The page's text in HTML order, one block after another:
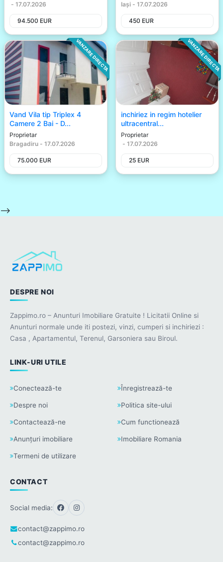
- 17.07.2026
94.500 EUR
Iași - 17.07.2026
450 EUR
VANZARE DIRECTA
Vand Vila tip Triplex 4
Camere 2 Bai - D...
Proprietar
Bragadiru - 17.07.2026
75.000 EUR
VANZARE DIRECTA
inchiriez in regim hotelier
ultracentral...
Proprietar
- 17.07.2026
25 EUR
-->
DESPRE NOI
Zappimo.ro – Anunturi Imobiliare Gratuite ! Licitatii Online si
Anunturi normale unde iti postezi, vinzi, cumperi si inchiriezi :
Casa , Apartamentul, Terenul, Garsoniera sau Biroul.
LINK-URI UTILE
Conectează-te Înregistrează-te
Despre noi Politica site-ului
Contactează-ne Cum functionează
Anunțuri imobiliare Imobiliare Romania
Termeni de utilizare
CONTACT
Social media:
contact@zappimo.ro
contact@zappimo.ro